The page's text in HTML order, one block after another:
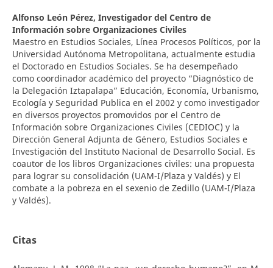
Alfonso León Pérez, Investigador del Centro de
Información sobre Organizaciones Civiles
Maestro en Estudios Sociales, Línea Procesos Políticos, por la
Universidad Autónoma Metropolitana, actualmente estudia
el Doctorado en Estudios Sociales. Se ha desempeñado
como coordinador académico del proyecto “Diagnóstico de
la Delegación Iztapalapa” Educación, Economía, Urbanismo,
Ecología y Seguridad Publica en el 2002 y como investigador
en diversos proyectos promovidos por el Centro de
Información sobre Organizaciones Civiles (CEDIOC) y la
Dirección General Adjunta de Género, Estudios Sociales e
Investigación del Instituto Nacional de Desarrollo Social. Es
coautor de los libros Organizaciones civiles: una propuesta
para lograr su consolidación (UAM-I/Plaza y Valdés) y El
combate a la pobreza en el sexenio de Zedillo (UAM-I/Plaza
y Valdés).
Citas